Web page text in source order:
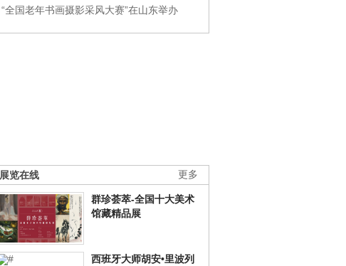
“全国老年书画摄影采风大赛”在山东举办
更多
展览在线
群珍荟萃-全国十大美术
馆藏精品展
西班牙大师胡安•里波列